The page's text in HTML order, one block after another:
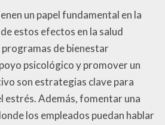
un papel fundamental en la
estos efectos en la salud
de bienestar
psicológico y promover un
son estrategias clave para
estrés. Además, fomentar una
los empleados puedan hablar